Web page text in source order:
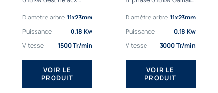
exigeantes. Fort de
nombreuses années
détermination et la
fourniture...
Diamètre arbre 11x23mm
Puissance
0.18 Kw
Vitesse
1500 Tr/min
VOIR LE
PRODUIT
professionnelle
indispensable à vos
Fournisseur Français
des moteurs
électriques Gamak,
nous proposons
exclusivement des...
Diamètre arbre 11x23mm
Puissance
0.18 Kw
Vitesse
3000 Tr/min
VOIR LE
PRODUIT